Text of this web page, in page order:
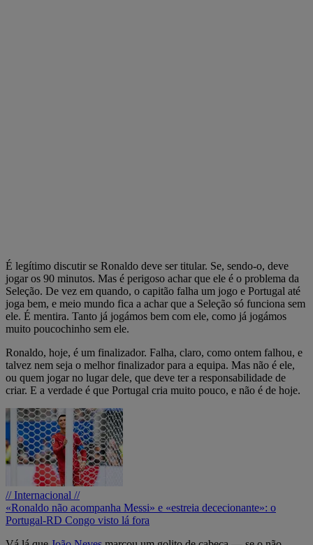
É legítimo discutir se Ronaldo deve ser titular. Se, sendo-o, deve
jogar os 90 minutos. Mas é perigoso achar que ele é o problema da
Seleção. De vez em quando, o capitão falha um jogo e Portugal até
joga bem, e meio mundo fica a achar que a Seleção só funciona sem
ele. É mentira. Tanto já jogámos bem com ele, como já jogámos
muito poucochinho sem ele.
Ronaldo, hoje, é um finalizador. Falha, claro, como ontem falhou, e
talvez nem seja o melhor finalizador para a equipa. Mas não é ele,
ou quem jogar no lugar dele, que deve ter a responsabilidade de
criar. E a verdade é que Portugal cria muito pouco, e não é de hoje.
// Internacional //
«Ronaldo não acompanha Messi» e «estreia dececionante»: o
Portugal-RD Congo visto lá fora